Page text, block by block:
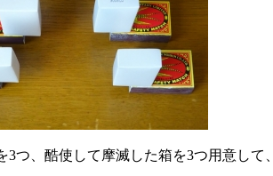
、酷使して摩滅した箱を3つ用意して